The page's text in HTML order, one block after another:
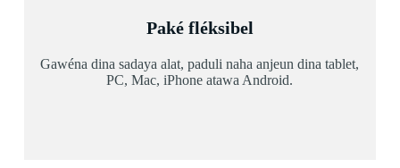
Paké fléksibel
Gawéna dina sadaya alat, paduli naha anjeun dina tablet,
PC, Mac, iPhone atawa Android.